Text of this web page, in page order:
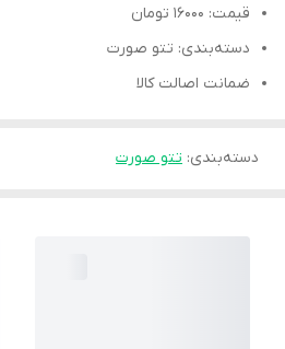
قیمت: 16000 تومان
دسته‌بندی: تتو صورت
ضمانت اصالت کالا
دسته‌بندی: تتو صورت